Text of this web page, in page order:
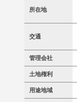
所在地
交通
管理会社
土地権利
用途地域